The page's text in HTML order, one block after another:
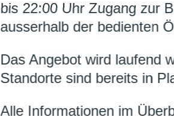
bis 22:00 Uhr Zugang zur
ausserhalb der bedienten
Das Angebot wird laufend
Standorte sind bereits in
Alle Informationen im